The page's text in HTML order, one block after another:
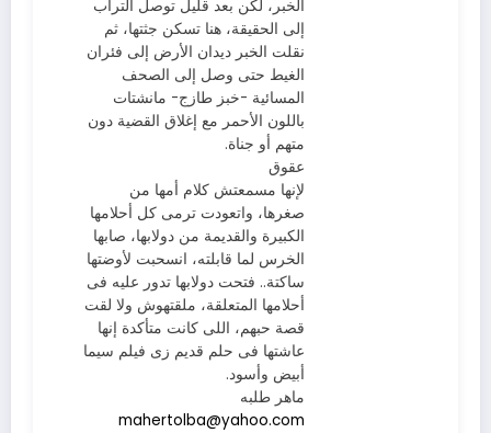
الخبر، لكن بعد قليل توصل التراب
إلى الحقيقة، هنا تسكن جثتها، ثم
نقلت الخبر ديدان الأرض إلى فئران
الغيط حتى وصل إلى الصحف
المسائية -خبز طازج- مانشتات
باللون الأحمر مع إغلاق القضية دون
متهم أو جناة.
عقوق
لإنها مسمعتش كلام أمها من
صغرها، واتعودت ترمى كل أحلامها
الكبيرة والقديمة من دولابها، صابها
الخرس لما قابلته، انسحبت لأوضتها
ساكتة.. فتحت دولابها تدور عليه فى
أحلامها المتعلقة، ملقتهوش ولا لقت
قصة حبهم، اللى كانت متأكدة إنها
عاشتها فى حلم قديم زى فيلم سيما
أبيض وأسود.
ماهر طلبه
mahertolba@yahoo.com